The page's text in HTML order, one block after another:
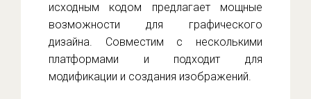
исходным кодом предлагает мощные
возможности для графического
дизайна. Совместим с несколькими
платформами и подходит для
модификации и создания изображений.